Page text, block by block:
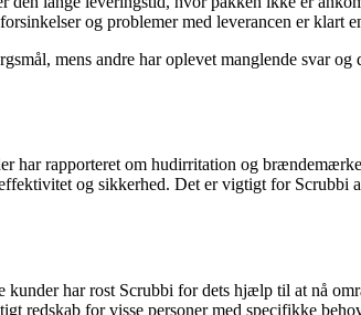
og problemer med leverancen er klart
mens andre har oplevet manglende svar
har rapporteret om hudirritation og
og sikkerhed. Det er vigtigt for Scrubbi
har rost Scrubbi for dets hjælp til at nå
redskab for visse personer med specifikke